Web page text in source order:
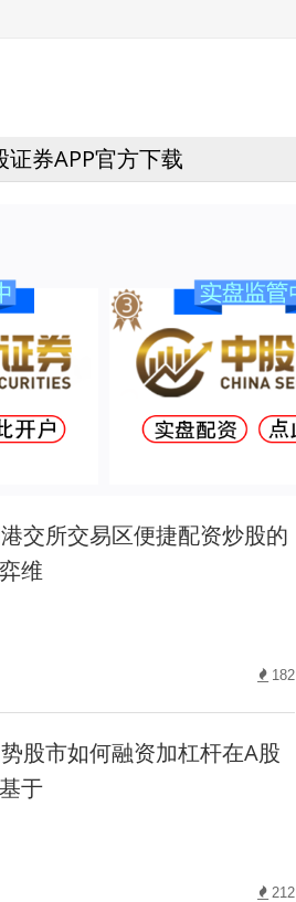
证券APP官方下载
交所交易区便捷配资炒股的
维
182
股市如何融资加杠杆在A股
于
212